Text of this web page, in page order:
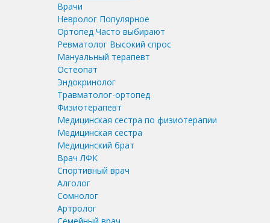
Врачи
Невролог Популярное
Ортопед Часто выбирают
Ревматолог Высокий спрос
Мануальный терапевт
Остеопат
Эндокринолог
Травматолог-ортопед
Физиотерапевт
Медицинская сестра по физиотерапии
Медицинская сестра
Медицинский брат
Врач ЛФК
Спортивный врач
Алголог
Сомнолог
Артролог